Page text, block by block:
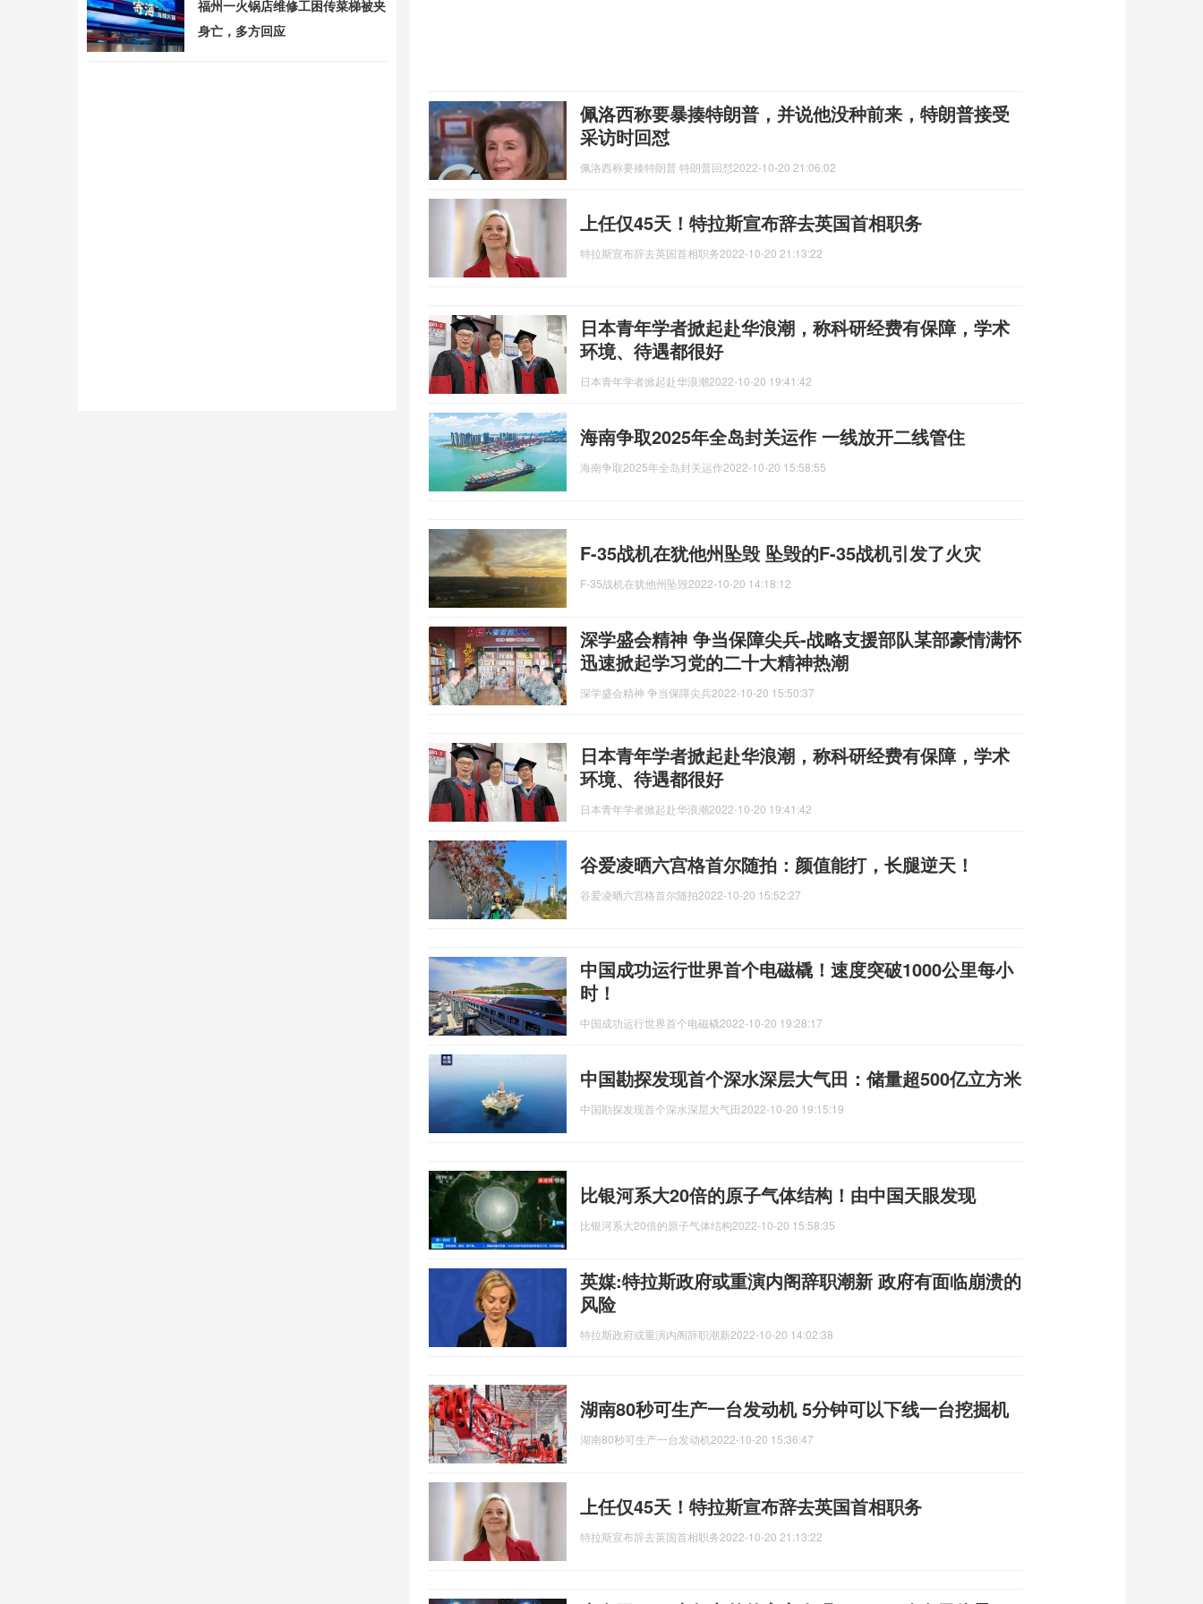
佩洛西称要暴揍特朗普，并说他没种前来，特朗普接受
采访时回怼
佩洛西称要揍特朗普 特朗普回怼2022-10-20 21:06:02
上任仅45天！特拉斯宣布辞去英国首相职务
特拉斯宣布辞去英国首相职务2022-10-20 21:13:22
日本青年学者掀起赴华浪潮，称科研经费有保障，学术
环境、待遇都很好
日本青年学者掀起赴华浪潮2022-10-20 19:41:42
海南争取2025年全岛封关运作 一线放开二线管住
海南争取2025年全岛封关运作2022-10-20 15:58:55
F-35战机在犹他州坠毁 坠毁的F-35战机引发了火灾
F-35战机在犹他州坠毁2022-10-20 14:18:12
深学盛会精神 争当保障尖兵-战略支援部队某部豪情满怀
迅速掀起学习党的二十大精神热潮
深学盛会精神 争当保障尖兵2022-10-20 15:50:37
日本青年学者掀起赴华浪潮，称科研经费有保障，学术
环境、待遇都很好
日本青年学者掀起赴华浪潮2022-10-20 19:41:42
谷爱凌晒六宫格首尔随拍：颜值能打，长腿逆天！
谷爱凌晒六宫格首尔随拍2022-10-20 15:52:27
中国成功运行世界首个电磁橇！速度突破1000公里每小
时！
中国成功运行世界首个电磁橇2022-10-20 19:28:17
中国勘探发现首个深水深层大气田：储量超500亿立方米
中国勘探发现首个深水深层大气田2022-10-20 19:15:19
比银河系大20倍的原子气体结构！由中国天眼发现
比银河系大20倍的原子气体结构2022-10-20 15:58:35
英媒:特拉斯政府或重演内阁辞职潮新 政府有面临崩溃的
风险
特拉斯政府或重演内阁辞职潮新2022-10-20 14:02:38
湖南80秒可生产一台发动机 5分钟可以下线一台挖掘机
湖南80秒可生产一台发动机 2022-10-20 15:36:47
上任仅45天！特拉斯宣布辞去英国首相职务
特拉斯宣布辞去英国首相职务2022-10-20 21:13:22
福州一火锅店维修工困传菜梯被夹
身亡，多方回应